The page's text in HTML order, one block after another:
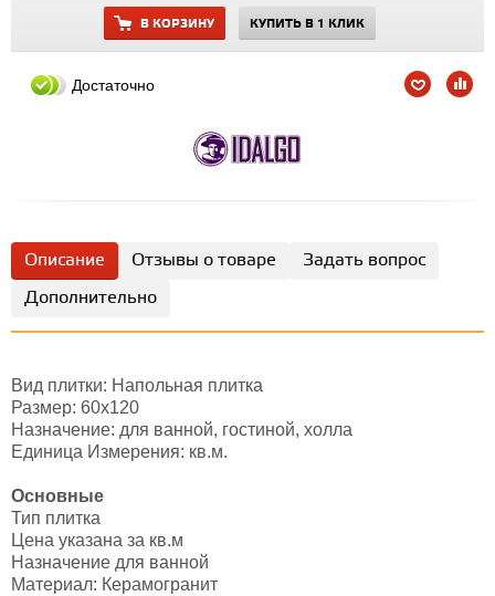
В КОРЗИНУ КУПИТЬ В 1 КЛИК
Достаточно
Описание Отзывы о товаре
Задать вопрос
Дополнительно
Вид плитки: Напольная плитка
Размер: 60х120
Назначение: для ванной, гостиной, холла
Единица Измерения: кв.м.
Основные
Тип плитка
Цена указана за кв.м
Назначение для ванной
Материал: Керамогранит